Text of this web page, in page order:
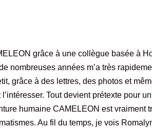
grâce à une collègue basée à
nombreuses années m’a très
grâce à des lettres, des photos et
Tout devient prétexte pour
humaine CAMELEON est
Au fil du temps, je vois